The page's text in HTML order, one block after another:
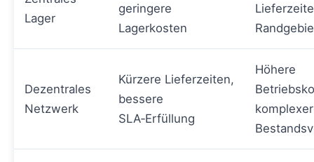
Lager
geringere
Lagerkosten
Dezentrales
Netzwerk
Kürzere Lieferzeiten,
bessere
SLA‑Erfüllung
Höhere